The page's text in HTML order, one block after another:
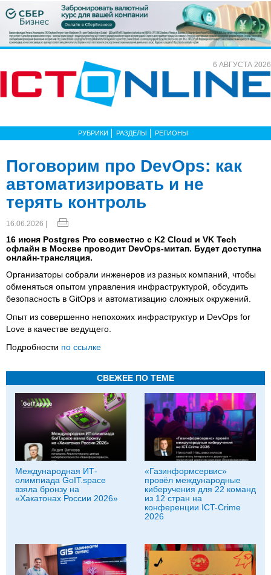
6 АВГУСТА 2026
РУБРИКИ РАЗДЕЛЫ РЕГИОНЫ
Поговорим про DevOps: как
автоматизировать и не
терять контроль
16.06.2026 |
16 июня Postgres Pro совместно с K2 Cloud и VK Tech
офлайн в Москве проводит DevOps-митап. Будет доступна
онлайн-трансляция.
Организаторы собрали инженеров из разных компаний, чтобы
обменяться опытом управления инфраструктурой, обсудить
безопасность в GitOps и автоматизацию сложных окружений.
Опыт из совершенно непохожих инфраструктур и DevOps for
Love в качестве ведущего.
Подробности по ссылке
СВЕЖЕЕ ПО ТЕМЕ
Международная ИТ-
олимпиада GoIT.space
взяла бронзу на
«Хакатонах России 2026»
«Газинформсервис»
провёл международные
киберучения для 22 команд
из 12 стран на
конференции ICT-Crime
2026